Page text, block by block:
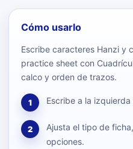
Cómo usarlo
Escribe caracteres Hanzi y
practice sheet con
calco y orden de trazos.
1 Escribe a la
2
Ajusta el tipo de
opciones.